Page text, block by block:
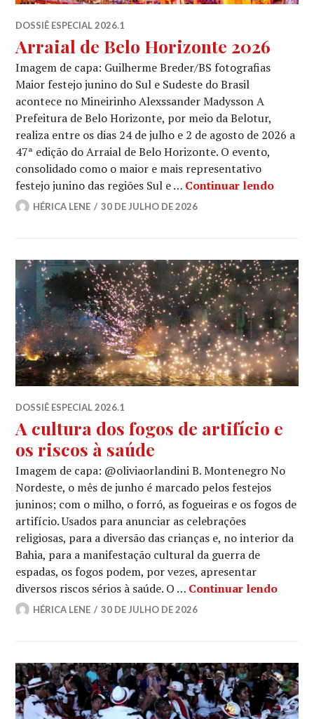
DOSSIÊ ESPECIAL 2026.1
Arraial de Belo Horizonte 2026
Imagem de capa: Guilherme Breder/BS fotografias
Maior festejo junino do Sul e Sudeste do Brasil
acontece no Mineirinho Alexssander Madysson A
Prefeitura de Belo Horizonte, por meio da Belotur,
realiza entre os dias 24 de julho e 2 de agosto de 2026 a
47ª edição do Arraial de Belo Horizonte. O evento,
consolidado como o maior e mais representativo
festejo junino das regiões Sul e … Continuar lendoArraial
HÉRICA LENE 30 DE JULHO DE 2026
DOSSIÊ ESPECIAL 2026.1
A cultura dos fogos de artifício e
os riscos à saúde
Imagem de capa: @oliviaorlandini B. Montenegro No
Nordeste, o mês de junho é marcado pelos festejos
juninos; com o milho, o forró, as fogueiras e os fogos de
artifício. Usados para anunciar as celebrações
religiosas, para a diversão das crianças e, no interior da
Bahia, para a manifestação cultural da guerra de
espadas, os fogos podem, por vezes, apresentar
diversos riscos sérios à saúde. O … Continuar lendoA
HÉRICA LENE 30 DE JULHO DE 2026